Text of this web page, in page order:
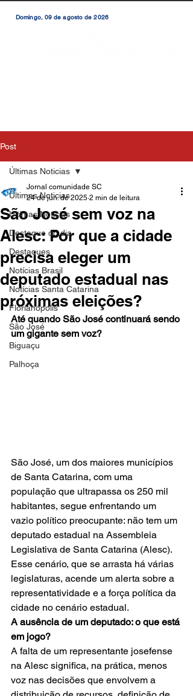
Domingo, 09 de agosto de 2026
Post
Últimas Noticias
Últimas Notícias
Destaque do dia
Destaques
Notícias Brasil
Notícias Santa Catarina
Florianópolis
São José
Biguaçu
Palhoça
Últimas Noticias
São José sem voz na
Alesc: Por que a cidade
precisa eleger um
deputado estadual nas
próximas eleições?
Jornal comunidade SC
24 de jun. de 2025 2 min de leitura
Até quando São José continuará sendo
um gigante sem voz?
São José, um dos maiores municípios
de Santa Catarina, com uma
população que ultrapassa os 250 mil
habitantes, segue enfrentando um
vazio político preocupante: não tem um
deputado estadual na Assembleia
Legislativa de Santa Catarina (Alesc).
Esse cenário, que se arrasta há várias
legislaturas, acende um alerta sobre a
representatividade e a força política da
cidade no cenário estadual.
A ausência de um deputado: o que está
em jogo?
A falta de um representante josefense
na Alesc significa, na prática, menos
voz nas decisões que envolvem a